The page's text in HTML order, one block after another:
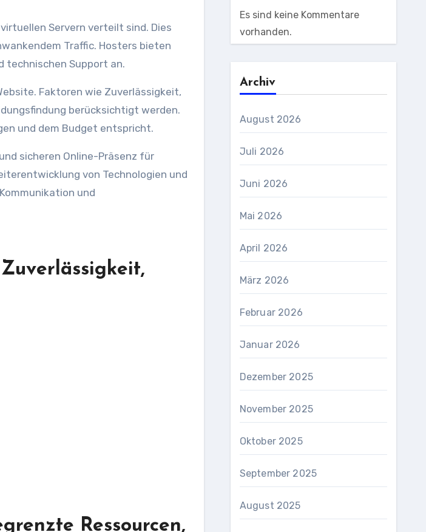
Servern verteilt sind. Dies
Traffic. Hosters bieten
technischen Support an.
Faktoren wie Zuverlässigkeit,
berücksichtigt werden.
und dem Budget entspricht.
sicheren Online-Präsenz für
von Technologien und
und
Ressourcen,
Es sind keine Kommentare
vorhanden.
Archiv
August 2026
Juli 2026
Juni 2026
Mai 2026
April 2026
März 2026
Februar 2026
Januar 2026
Dezember 2025
November 2025
Oktober 2025
September 2025
August 2025